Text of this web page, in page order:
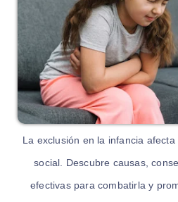
La exclusión en la infancia
social. Descubre causas,
efectivas para combatirla y